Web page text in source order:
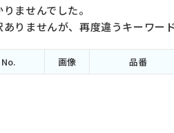
りませんでした。
ありませんが、再度違うキーワー
No. 画像 品番